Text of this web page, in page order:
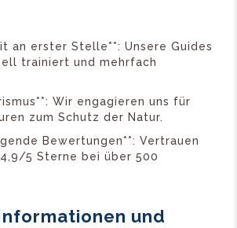
an erster Stelle**: Unsere Guides
trainiert und mehrfach
Wir engagieren uns für
zum Schutz der Natur.
Bewertungen**: Vertrauen
5 Sterne bei über 500
und